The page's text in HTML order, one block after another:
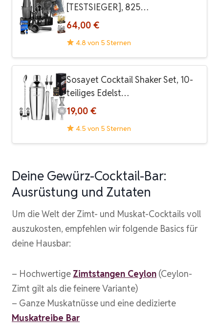
[TESTSIEGER], 825…
64,00 €
4.8 von 5 Sternen
Sosayet Cocktail Shaker Set, 10-
teiliges Edelst…
19,00 €
4.5 von 5 Sternen
Deine Gewürz-Cocktail-Bar:
Ausrüstung und Zutaten
Um die Welt der Zimt- und Muskat-Cocktails voll
auszukosten, empfehlen wir folgende Basics für
deine Hausbar:
– Hochwertige Zimtstangen Ceylon (Ceylon-
Zimt gilt als die feinere Variante)
– Ganze Muskatnüsse und eine dedizierte
Muskatreibe Bar